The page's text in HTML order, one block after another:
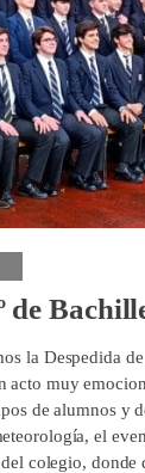
de
la Despedida
muy
de alumnos y
el
colegio, donde